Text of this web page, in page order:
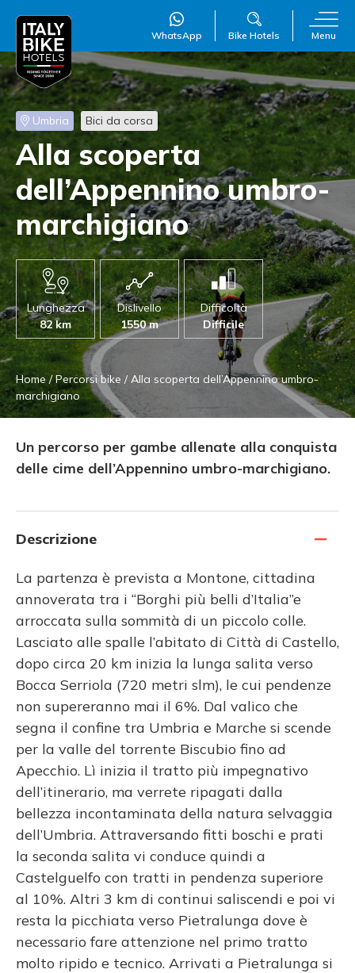
Menu
Bike Hotels
WhatsApp
Umbria Bici da corsa
Alla scoperta
dell’Appennino umbro-
marchigiano
Lunghezza
82 km
Dislivello
1550 m
Difficoltà
Difficile
Home/Percorsi bike /Alla scoperta dell’Appennino umbro-
marchigiano
Un percorso per gambe allenate alla conquista
delle cime dell’Appennino umbro-marchigiano.
Descrizione
La partenza è prevista a Montone, cittadina
annoverata tra i “Borghi più belli d’Italia”e
arroccata sulla sommità di un piccolo colle.
Lasciato alle spalle l’abitato di Città di Castello,
dopo circa 20 km inizia la lunga salita verso
Bocca Serriola (720 metri slm), le cui pendenze
non supereranno mai il 6%. Dal valico che
segna il confine tra Umbria e Marche si scende
per la valle del torrente Biscubio fino ad
Apecchio. Lì inizia il tratto più impegnativo
dell’itinerario, ma verrete ripagati dalla
bellezza incontaminata della natura selvaggia
dell’Umbria. Attraversando fitti boschi e prati
la seconda salita vi conduce quindi a
Castelguelfo con tratti in pendenza superiore
al 10%. Altri 3 km di continui saliscendi e poi vi
resta la picchiata verso Pietralunga dove è
necessario fare attenzione nel primo tratto
molto ripido e tecnico. Arrivati a Pietralunga si
WillAI
Online ×